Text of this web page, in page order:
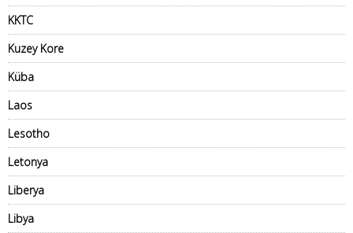
KKTC
Kuzey Kore
Küba
Laos
Lesotho
Letonya
Liberya
Libya